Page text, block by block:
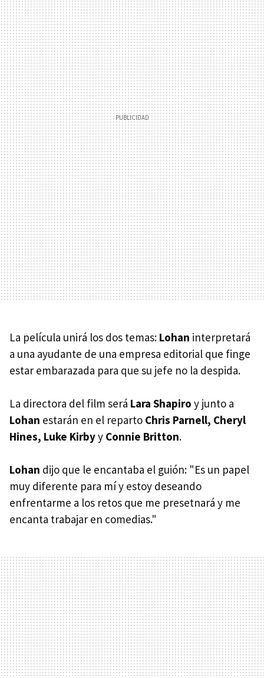
La película unirá los dos temas: Lohan interpretará
a una ayudante de una empresa editorial que finge
estar embarazada para que su jefe no la despida.
La directora del film será Lara Shapiro y junto a
Lohan estarán en el reparto Chris Parnell, Cheryl
Hines, Luke Kirbyy Connie Britton.
Lohan dijo que le encantaba el guión: "Es un papel
muy diferente para mí y estoy deseando
enfrentarme a los retos que me presetnará y me
encanta trabajar en comedias."